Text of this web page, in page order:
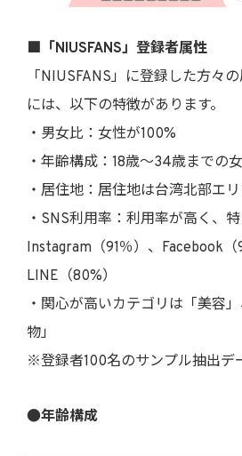
■「NIUSFANS」登録者属性
「NIUSFANS」に登録した方々
には、以下の特徴があります。
・男女比：女性が100%
・年齢構成：18歳～34歳までの
・居住地：居住地は台湾北部エ
・SNS利用率：利用率が高く、
Instagram（91％）、Facebook（
LINE（80%）
・関心が高いカテゴリは「美容
物」
※登録者100名のサンプル抽出デ
●年齢構成